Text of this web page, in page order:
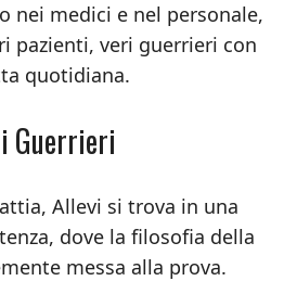
nei medici e nel personale,
pazienti, veri guerrieri con
quotidiana.
Guerrieri
Allevi si trova in una
dove la filosofia della
messa alla prova.